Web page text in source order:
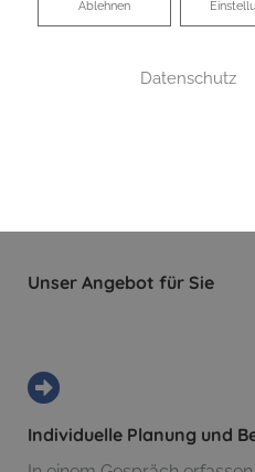
Unser Angebot für Sie
Individuelle Planung und
Ablehnen
Ablehnen
Datenschutz